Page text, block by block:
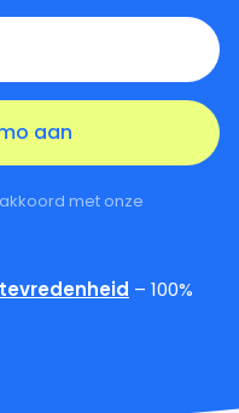
met onze
– 100%